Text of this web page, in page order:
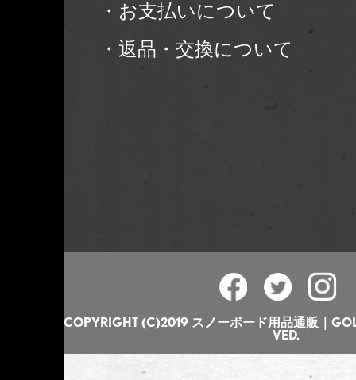
・お支払いについて
・返品・交換について
COPYRIGHT (C)2019 スノーボード用品通販｜
VED.